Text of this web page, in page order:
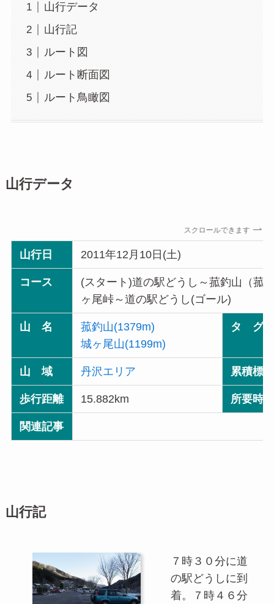
山行データ
山行記
ルート図
ルート断面図
ルート鳥瞰図
山行データ
スクロールできます
山行日 2011年12月10日(土)
コース
(スタート)道の駅どうし～菰釣山（菰
ヶ尾峠～道の駅どうし(ゴール)
山 名
菰釣山(1379m)
城ヶ尾山(1199m)
タ グ
山 域 丹沢エリア 累積標
歩行距離 15.882km 所要時
関連記事
山行記
７時３０分に道
の駅どうしに到
着。７時４６分